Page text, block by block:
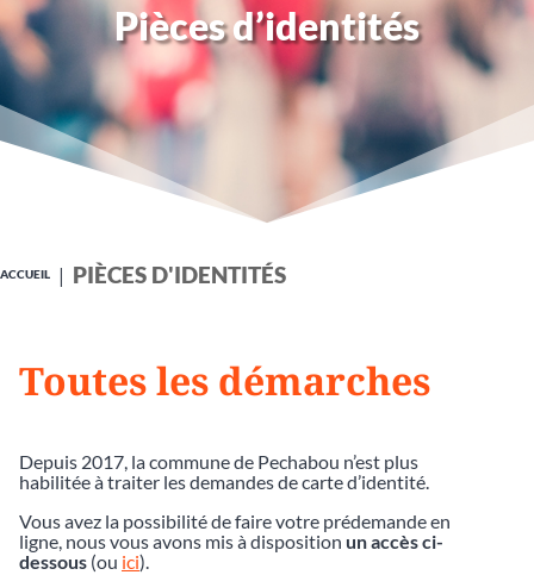
Pièces d’identités
ACCUEIL PIÈCES D'IDENTITÉS
Toutes les démarches
Depuis 2017, la commune de Pechabou n’est plus
habilitée à traiter les demandes de carte d’identité.
Vous avez la possibilité de faire votre prédemande en
ligne, nous vous avons mis à disposition un accès ci-
dessous (ou ici).